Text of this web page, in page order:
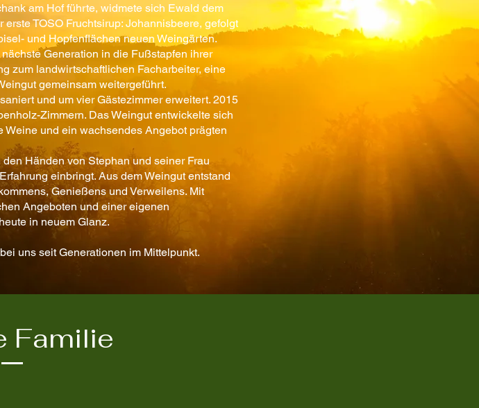
am Hof führte, widmete sich Ewald dem
TOSO Fruchtsirup: Johannisbeere, gefolgt
und Hopfenflächen neuen Weingärten.
Generation in die Fußstapfen ihrer
zum landwirtschaftlichen Facharbeiter, eine
gemeinsam weitergeführt.
und um vier Gästezimmer erweitert. 2015
Zimmern. Das Weingut entwickelte sich
und ein wachsendes Angebot prägten
Händen von Stephan und seiner Frau
einbringt. Aus dem Weingut entstand
Genießens und Verweilens. Mit
Angeboten und einer eigenen
in neuem Glanz.
uns seit Generationen im Mittelpunkt.
Familie